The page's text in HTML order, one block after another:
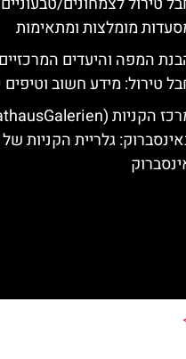
מומלצות ומתאימות
המפה והיעדים
טירול: מידע חשוב וטיפים
גלריית הקניות של